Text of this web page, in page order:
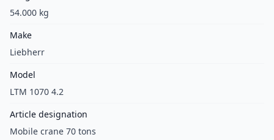
54.000 kg
Make
Liebherr
Model
LTM 1070 4.2
Article designation
Mobile crane 70 tons